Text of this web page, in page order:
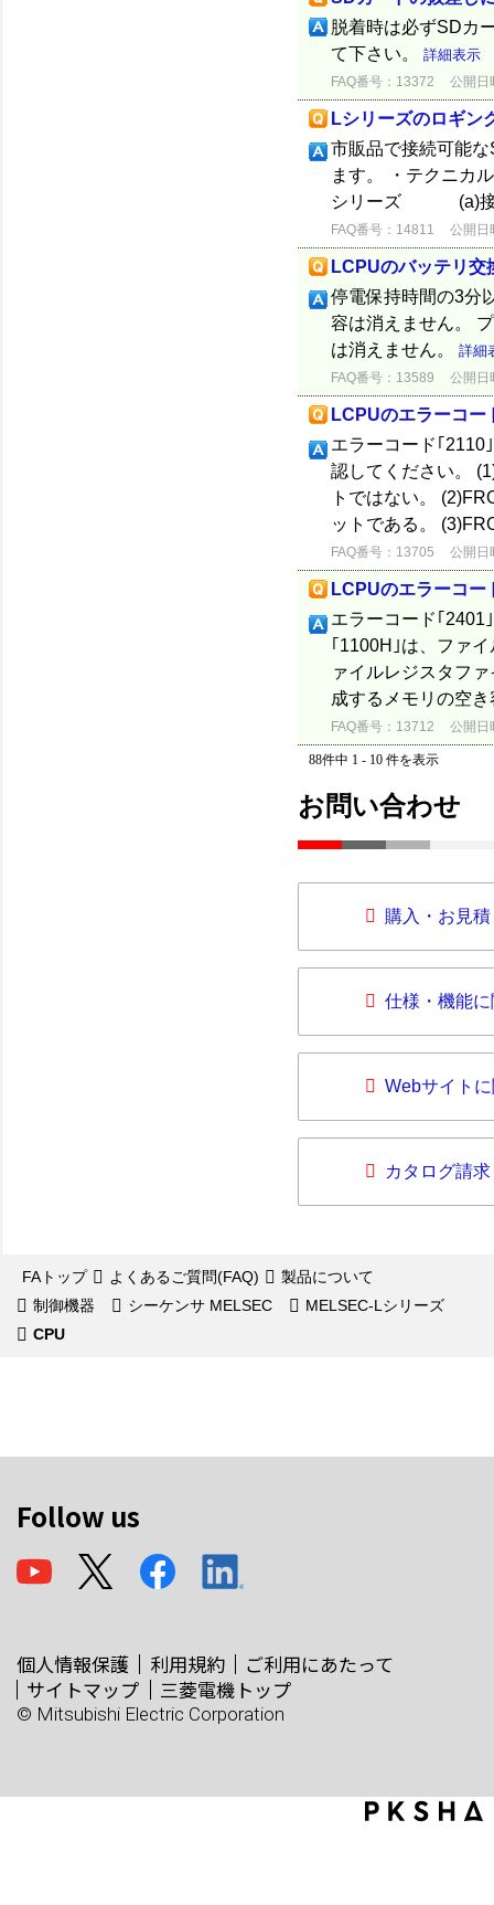
脱着時は必ずSDカ
て下さい。 詳細表示
FAQ番号：13372 公開日
Lシリーズのロギン
市販品で接続可能
ます。 ・テクニ
シリーズ (a)接
FAQ番号：14811 公開日
LCPUのバッテリ交
停電保持時間の3分
容は消えません。
は消えません。 詳細
FAQ番号：13589 公開日
LCPUのエラーコー
エラーコード｢2110
認してください。
トではない。
ットである。
FAQ番号：13705 公開日
LCPUのエラーコー
エラーコード｢
｢1100H｣は、ファ
ァイルレジスタフ
成するメモリの空
FAQ番号：13712 公開日
88件中 1 - 10 件を表示
お問い合わせ
購入・お見
仕様・機能
Webサイト
カタログ請求
FAトップ よくあるご質問(FAQ)
製品について
制御機器
シーケンサ MELSEC
MELSEC-Lシリーズ
CPU
Follow us
個人情報保護 利用規約
ご利用にあたって
サイトマップ
三菱電機トップ
© Mitsubishi Electric Corporation